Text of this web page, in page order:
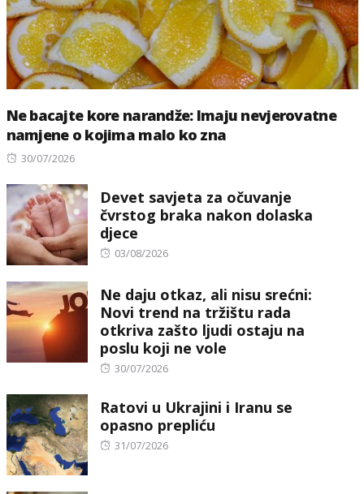
Ne bacajte kore narandže: Imaju nevjerovatne
namjene o kojima malo ko zna
Posted
30/07/2026
Devet savjeta za očuvanje
čvrstog braka nakon dolaska
djece
Posted
03/08/2026
Ne daju otkaz, ali nisu srećni:
Novi trend na tržištu rada
otkriva zašto ljudi ostaju na
poslu koji ne vole
Posted
30/07/2026
Ratovi u Ukrajini i Iranu se
opasno prepliću
Posted
31/07/2026